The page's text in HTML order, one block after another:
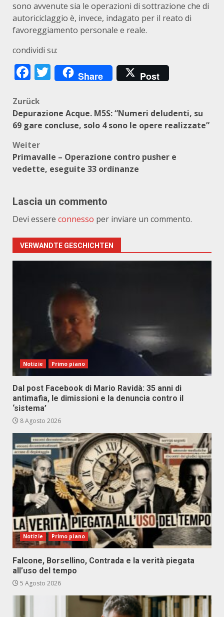
sono avvenute sia le operazioni di sottrazione che di
autoriciclaggio è, invece, indagato per il reato di
favoreggiamento personale e reale.
condividi su:
Facebook
Twitter
Share Post
Beitragsnavigation
Zurück
Depurazione Acque. M5S: “Numeri deludenti, su
69 gare concluse, solo 4 sono le opere realizzate”
Weiter
Primavalle – Operazione contro pusher e
vedette, eseguite 33 ordinanze
Lascia un commento
Devi essere connesso per inviare un commento.
VERWANDTE GESCHICHTEN
Notizie Primo piano
Dal post Facebook di Mario Ravidà: 35 anni di
antimafia, le dimissioni e la denuncia contro il
‘sistema’
8 Agosto 2026
Notizie Primo piano
Falcone, Borsellino, Contrada e la verità piegata
all’uso del tempo
5 Agosto 2026